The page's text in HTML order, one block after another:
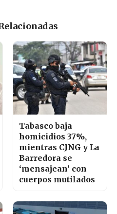
Tabasco baja
homicidios 37%,
mientras CJNG y La
Barredora se
‘mensajean’ con
cuerpos mutilados